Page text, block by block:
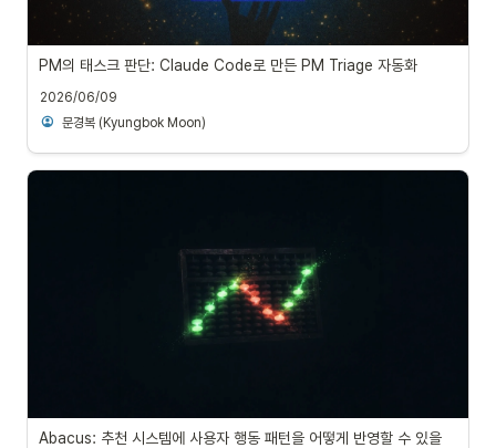
PM의 태스크 판단: Claude Code로 만든 PM Triage 자동화
2026/06/09
문경복 (Kyungbok Moon)
Abacus: 추천 시스템에 사용자 행동 패턴을 어떻게 반영할 수 있을